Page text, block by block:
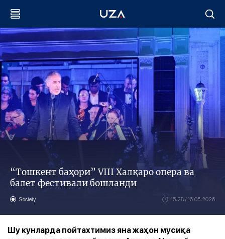
“Тошкент баҳори” VIII Халқаро опера ва
балет фестивали бошланди
Society 15:28 / 16.05.2026
Шу кунларда пойтахтимиз яна жаҳон мусиқа